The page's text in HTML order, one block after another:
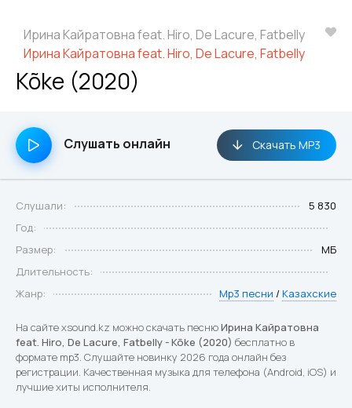
Ирина Кайратовна feat. Hiro, De Lacure, Fatbelly
Ирина Кайратовна feat. Hiro, De Lacure, Fatbelly
Kõke (2020)
Слушать онлайн Скачать MP3
Слушали:
5 830
Год:
Размер:
МБ
Длительность:
Жанр:
Mp3 песни / Казахские
На сайте xsound.kz можно скачать песнюИрина Кайратовна
feat. Hiro, De Lacure, Fatbelly - Kõke (2020) бесплатно в
формате mp3. Слушайте новинку 2026 года онлайн без
регистрации. Качественная музыка для телефона (Android, iOS) и
лучшие хиты исполнителя.